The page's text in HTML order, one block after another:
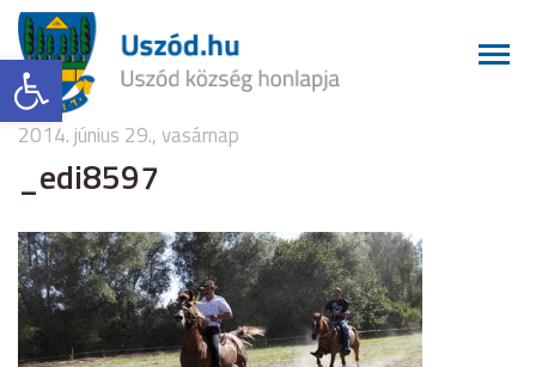
Eszköztár megnyitása
2014. június 29., vasárnap
_edi8597